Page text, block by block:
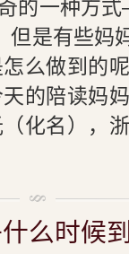
的一种方
但是有些妈
么做到的
的陪读妈
化名），
么时候